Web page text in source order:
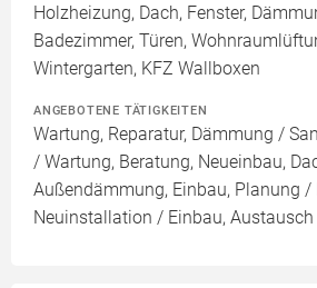
Holzheizung, Dach, Fenster,
Badezimmer, Türen,
Wintergarten, KFZ Wallboxen
ANGEBOTENE TÄTIGKEITEN
Wartung, Reparatur, Dämmung /
/ Wartung, Beratung, Neueinbau,
Außendämmung, Einbau, Planung /
Neuinstallation / Einbau, Austausch